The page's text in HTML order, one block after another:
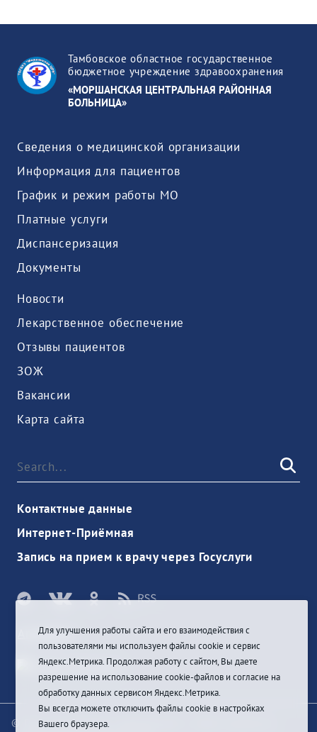
Тамбовское областное государственное
бюджетное учреждение здравоохранения
«МОРШАНСКАЯ ЦЕНТРАЛЬНАЯ РАЙОННАЯ
БОЛЬНИЦА»
Сведения о медицинской организации
Информация для пациентов
График и режим работы МО
Платные услуги
Диспансеризация
Документы
Новости
Лекарственное обеспечение
Отзывы пациентов
ЗОЖ
Вакансии
Карта сайта
Контактные данные
Интернет-Приёмная
Запись на прием к врачу через Госуслуги
Anmelden
© При цитировании информации с сайта ссылка на
Для улучшения работы сайта и его взаимодействия с
пользователями мы используем файлы cookie и сервис
Яндекс.Метрика. Продолжая работу с сайтом, Вы даете
разрешение на использование cookie-файлов и согласие на
обработку данных сервисом Яндекс.Метрика.
Вы всегда можете отключить файлы cookie в настройках
Вашего браузера.